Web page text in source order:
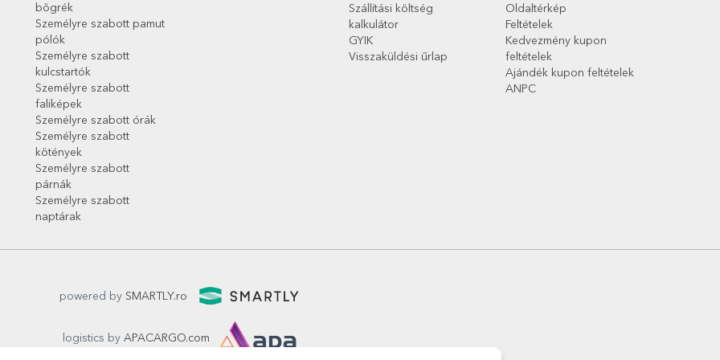
bögrék
Személyre szabott pamut
pólók
Személyre szabott
kulcstartók
Személyre szabott
faliképek
Személyre szabott órák
Személyre szabott
kötények
Személyre szabott
párnák
Személyre szabott
naptárak
Szállítási költség
kalkulátor
GYIK
Visszaküldési űrlap
Oldaltérkép
Feltételek
Kedvezmény kupon
feltételek
Ajándék kupon feltételek
ANPC
powered by SMARTLY.ro
logistics byAPACARGO.com